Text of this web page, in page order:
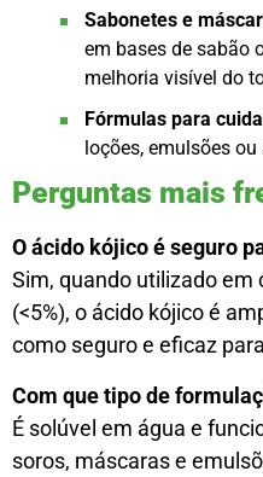
Sabonetes e
em bases de sabão
melhoria visível do
Fórmulas para
loções, emulsões
Perguntas mais
O ácido kójico é seguro
Sim, quando utilizado
(<5%), o ácido kójico é
como seguro e eficaz
Com que tipo de
É solúvel em água e
soros, máscaras e